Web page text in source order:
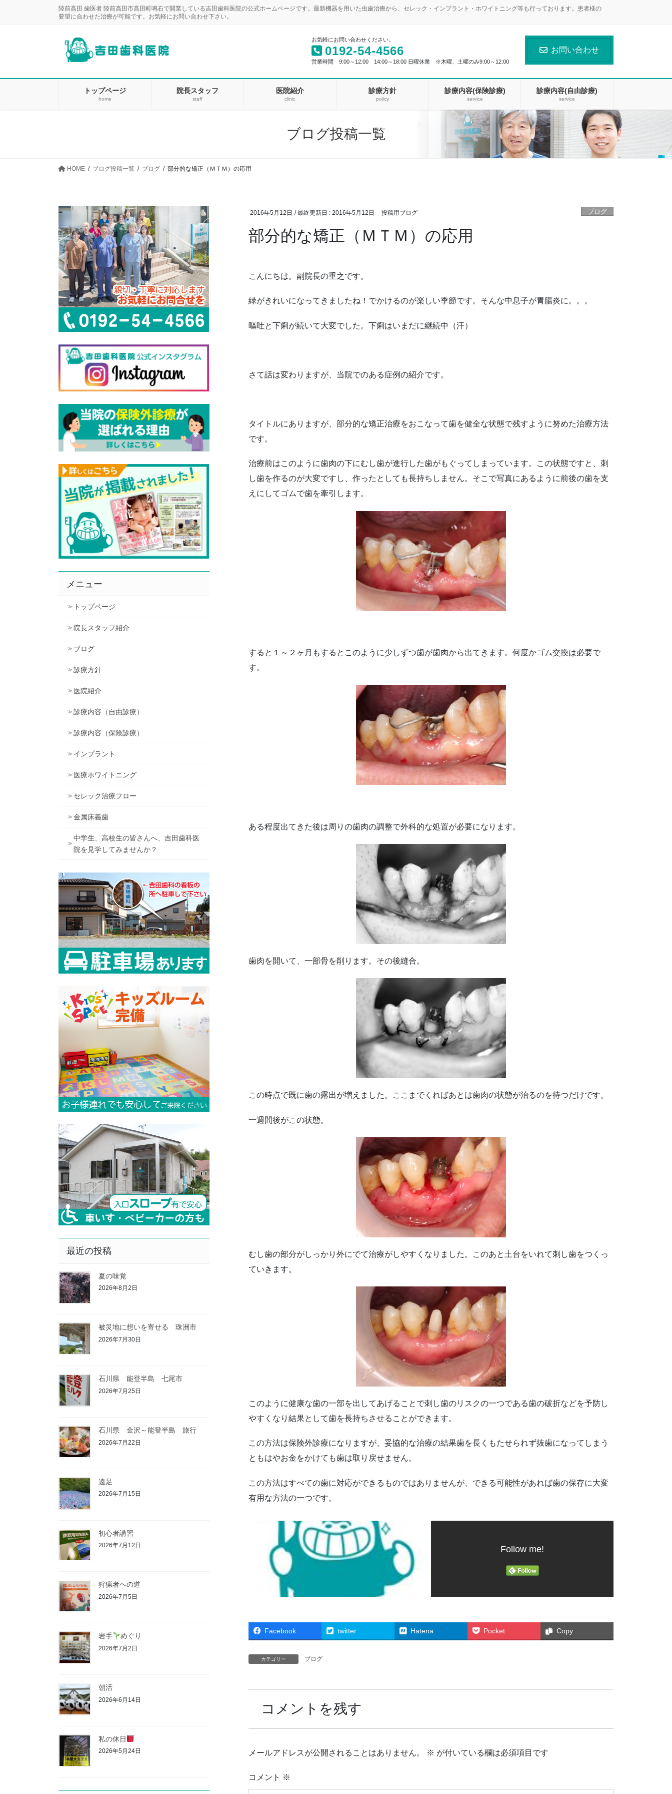
移
ン
陸前高田 歯医者 陸前高田市高田町鳴石で開業している吉田歯科医院の公式ホームページです。最新機器を用いた虫歯治療から、セレック・インプラント・ホワイトニング等も行っております。患者様の
要望に合わせた治療が可能です。お気軽にお問い合わせ下さい。
お気軽にお問い合わせください。
0192-54-4566
営業時間 9:00～12:00 14:00～18:00 日曜休業 ※木曜、土曜のみ9:00～12:00
お問い合わせ
トップページ
home
院長スタッフ
staff
医院紹介
clinic
診療方針
policy
診療内容(保険診療)
service
診療内容(自由診療)
service
ブログ投稿一覧
HOME ブログ投稿一覧 ブログ 部分的な矯正（ＭＴＭ）の応用
2016年5月12日 / 最終更新日 : 2016年5月12日 投稿用ブログ ブログ
部分的な矯正（ＭＴＭ）の応用
こんにちは。副院長の重之です。
緑がきれいになってきましたね！でかけるのが楽しい季節です。そんな中息子が胃腸炎に。。。
嘔吐と下痢が続いて大変でした。下痢はいまだに継続中（汗）
さて話は変わりますが、当院でのある症例の紹介です。
タイトルにありますが、部分的な矯正治療をおこなって歯を健全な状態で残すように努めた治療方法
です。
治療前はこのように歯肉の下にむし歯が進行した歯がもぐってしまっています。この状態ですと、刺
し歯を作るのが大変ですし、作ったとしても長持ちしません。そこで写真にあるように前後の歯を支
えにしてゴムで歯を牽引します。
すると１～２ヶ月もするとこのように少しずつ歯が歯肉から出てきます。何度かゴム交換は必要で
す。
ある程度出てきた後は周りの歯肉の調整で外科的な処置が必要になります。
歯肉を開いて、一部骨を削ります。その後縫合。
この時点で既に歯の露出が増えました。ここまでくればあとは歯肉の状態が治るのを待つだけです。
一週間後がこの状態。
むし歯の部分がしっかり外にでて治療がしやすくなりました。このあと土台をいれて刺し歯をつくっ
ていきます。
このように健康な歯の一部を出してあげることで刺し歯のリスクの一つである歯の破折などを予防し
やすくなり結果として歯を長持ちさせることができます。
この方法は保険外診療になりますが、妥協的な治療の結果歯を長くもたせられず抜歯になってしまう
ともはやお金をかけても歯は取り戻せません。
この方法はすべての歯に対応ができるものではありませんが、できる可能性があれば歯の保存に大変
有用な方法の一つです。
Follow me!
Facebook twitter Hatena Pocket Copy
カテゴリー ブログ
コメントを残す
メールアドレスが公開されることはありません。 ※ が付いている欄は必須項目です
コメント ※
メニュー
トップページ
院長スタッフ紹介
ブログ
診療方針
医院紹介
診療内容（自由診療）
診療内容（保険診療）
インプラント
医療ホワイトニング
セレック治療フロー
金属床義歯
中学生、高校生の皆さんへ、吉田歯科医
院を見学してみませんか？
最近の投稿
夏の味覚
2026年8月2日
被災地に想いを寄せる 珠洲市
2026年7月30日
石川県 能登半島 七尾市
2026年7月25日
石川県 金沢～能登半島 旅行
2026年7月22日
遠足
2026年7月15日
初心者講習
2026年7月12日
狩猟者への道
2026年7月5日
岩手 めぐり
2026年7月2日
朝活
2026年6月14日
私の休日
2026年5月24日